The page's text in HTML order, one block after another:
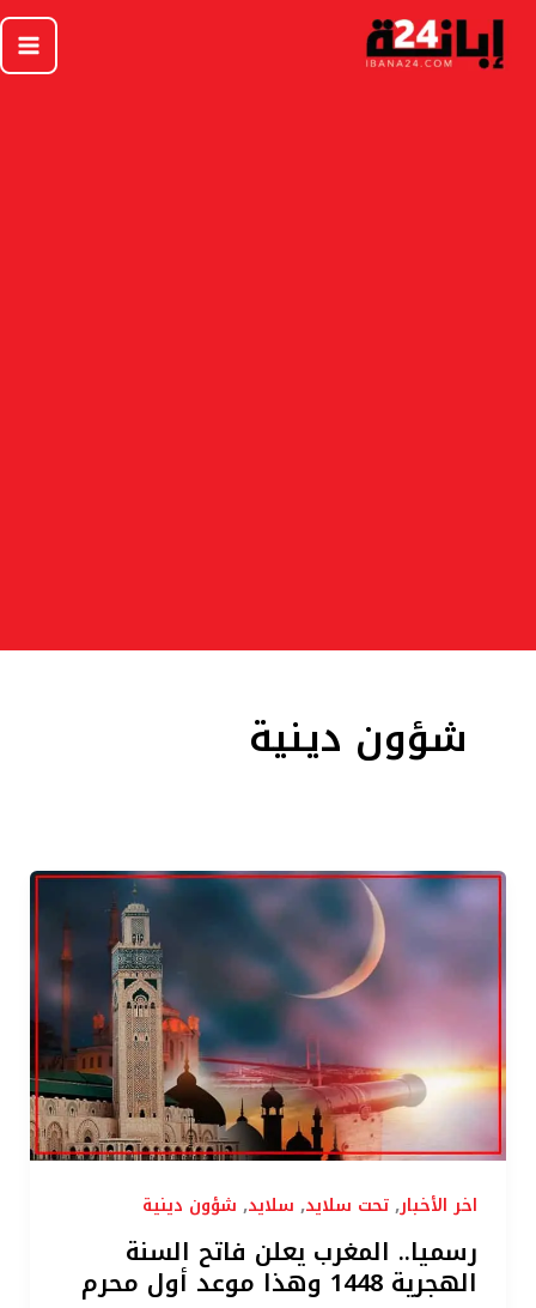
تخطي
المحتوى
شؤون دينية
اخر الأخبار,تحت سلايد, سلايد, شؤون دينية
رسميا.. المغرب يعلن فاتح السنة
الهجرية 1448 وهذا موعد أول محرم
رسميا..
المغرب
فاتح
الهجرية
1448
وهذا
موعد
أول
محرم